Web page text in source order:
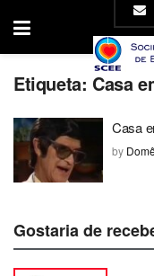
Etiqueta: Casa
Casa
by
Gostaria de